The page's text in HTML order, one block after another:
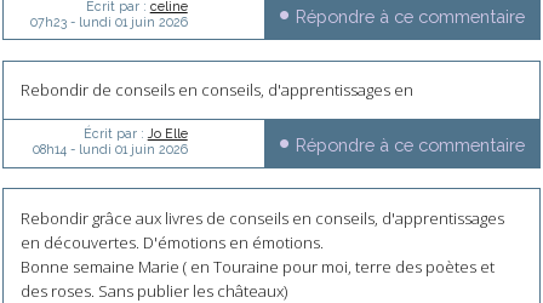
Écrit par : celine
07h23- lundi 01 juin 2026 Répondre à ce commentaire
Rebondir de conseils en conseils, d'apprentissages en
Écrit par : Jo Elle
08h14 - lundi 01 juin 2026 Répondre à ce commentaire
Rebondir grâce aux livres de conseils en conseils, d'apprentissages
en découvertes. D'émotions en émotions.
Bonne semaine Marie ( en Touraine pour moi, terre des poètes et
des roses. Sans publier les châteaux)